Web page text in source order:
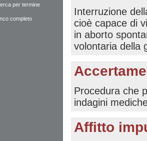
per termine
completo
Interruzione
cioè capace di
in aborto
volontaria della
Procedura che
indagini
Affitto